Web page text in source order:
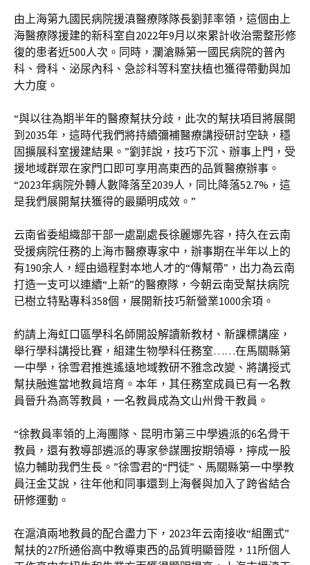
由上海第九國民病院援滇醫療隊隊長劉菲率領，這個由上
海醫療隊援建的新科室自2022年9月以來累計收治需整形修
復的患者近500人次。同時，瀾滄縣第一國民病院的普內
科、骨科、泌尿內科、急診科等科室扶植也獲得帶動與加
大力度。
“與以往為期半年的醫療幫扶分歧，此次的幫扶項目將展開
到2035年，這時代我們將持續彌補醫療講授研討空缺，穩
固擴展科室援建結果。”劉菲說，技巧下沉、辦事上門，受
援地域群眾在家門口即可享用高東西的品質醫療辦事。
“2023年病院外轉人數降落至2039人，同比降落52.7%，這
是我們展開幫扶獲得的最顯明成效。”
云南省委組織部干部一處副處長徐麗娜先容，持久在云南
受援病院任務的上海市醫療專家中，辦事期在半年以上的
有190余人，經由過程對本地人才的“傳幫帶”，出力為云南
打造一支可以連續“上新”的醫療隊，今朝云南受幫扶病院
已樹立特點專科358個，展開新技巧新營業1000余項。
約請上海虹口區學科名師開設解讀新教材、新課標講座，
舉行學科講授比賽，組建生物學科任務室……在馬關縣第
一中學，徐雪君推進遙遠地域教研不雅念改變、將講授式
幫扶融進當地教員培育。本年，其任務室成員已有一名教
員晉升為高等教員，一名教員成為文山州骨干教員。
“徐教員率領的上海團隊、昆明市第三中學遴派的6名骨干
教員，還有教導部遴派的專家參謀團按期領導，擰成一股
協力輔助我們生長。”徐雪君的“門徒”、馬關縣第一中學教
員汪金艾說，往年他和同事還到上海餐與加入了跨省結合
研修運動。
在滬滇兩地教員的配合盡力下，2023年云南接收“組團式”
幫扶的27所通俗高中教導東西的品質明顯晉陞，11所個人